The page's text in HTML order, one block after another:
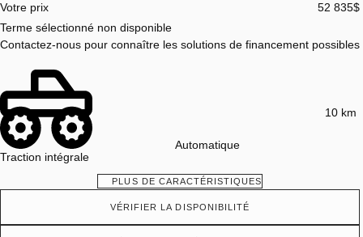
Votre prix
52 835$
Terme sélectionné non disponible
Contactez-nous pour connaître les solutions de financement possibles
Traction intégrale
Automatique
10 km
PLUS DE CARACTÉRISTIQUES
VÉRIFIER LA DISPONIBILITÉ